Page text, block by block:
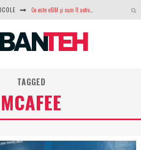
Ce este eSIM și cum îl activezi pe telefon? Ghid complet pentru Android și iPhone
TAGGED
MCAFEE